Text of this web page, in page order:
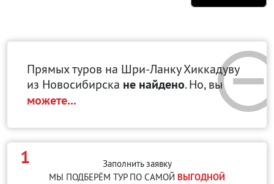
Прямых туров на Шри-Ланку Хиккадуву
из Новосибирска не найдено. Но, вы
можете...
1
Заполнить заявку
МЫ ПОДБЕРЁМ ТУР ПО САМОЙ ВЫГОДНОЙ